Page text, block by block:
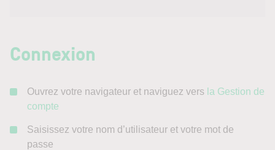
Connexion
Ouvrez votre navigateur et naviguez vers la Gestion de
compte
Saisissez votre nom d’utilisateur et votre mot de
passe